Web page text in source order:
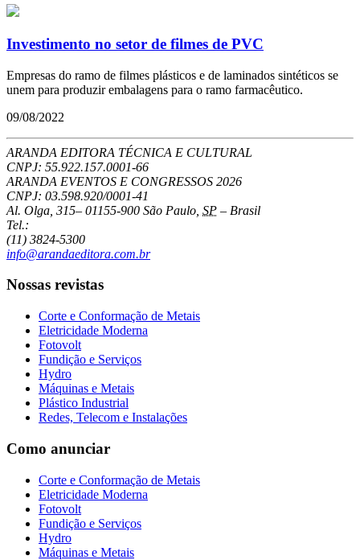
Investimento no setor de filmes de PVC
Empresas do ramo de filmes plásticos e de laminados sintéticos se
unem para produzir embalagens para o ramo farmacêutico.
09/08/2022
ARANDA EDITORA TÉCNICA E CULTURAL
CNPJ: 55.922.157.0001-66
ARANDA EVENTOS E CONGRESSOS 2026
CNPJ: 03.598.920/0001-41
Al. Olga, 315– 01155-900 São Paulo SP – Brasil
Tel.:
(11) 3824-5300
info@arandaeditora.com.br
Nossas revistas
Corte e Conformação de Metais
Eletricidade Moderna
Fotovolt
Fundição e Serviços
Hydro
Máquinas e Metais
Plástico Industrial
Redes, Telecom e Instalações
Como anunciar
Corte e Conformação de Metais
Eletricidade Moderna
Fotovolt
Fundição e Serviços
Hydro
Máquinas e Metais